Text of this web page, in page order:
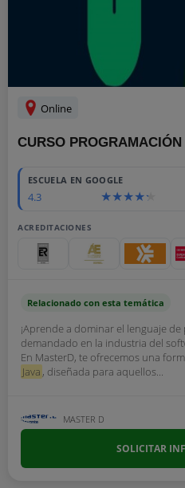
Online
CURSO
ESCUELA EN GOOGLE
4.3
ACREDITACIONES
Relacionado con esta temática
¡Aprende a dominar el lenguaje
demandado en la industria del
En MasterD, te ofrecemos una
Java , diseñada para aquellos...
MASTER D
SOLICITAR